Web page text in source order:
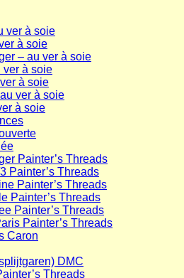
ver à soie
à soie
– au ver à soie
ver à soie
à soie
ver à soie
à soie
Painter’s Threads
Painter’s Threads
Painter’s Threads
Painter’s Threads
Painter’s Threads
Painter’s Threads
Caron
DMC
Threads